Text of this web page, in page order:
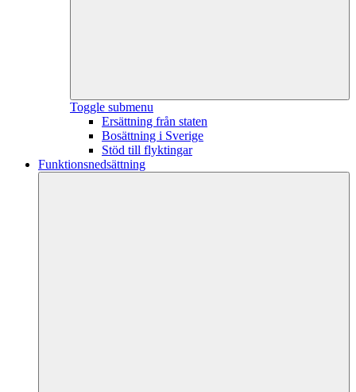
Toggle submenu
Ersättning från staten
Bosättning i Sverige
Stöd till flyktingar
Funktionsnedsättning